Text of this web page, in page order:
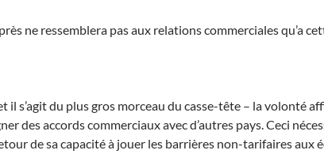
ne ressemblera pas aux relations commerciales qu’a
il s’agit du plus gros morceau du casse-tête – la volonté
des accords commerciaux avec d’autres pays. Ceci
de sa capacité à jouer les barrières non-tarifaires aux